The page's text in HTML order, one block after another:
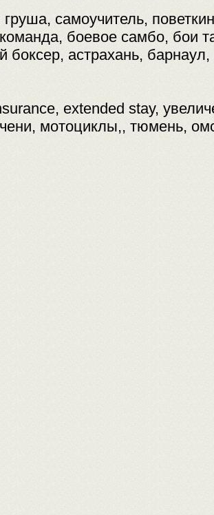
груша, самоучитель,
боевое самбо, бои
боксер, астрахань,
extended stay,
мотоциклы,, тюмень,